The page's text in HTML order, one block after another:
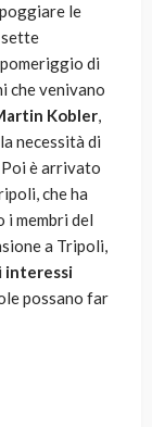
le
di
che venivano
Kobler,
necessità di
Poi è arrivato
che ha
membri del
a Tripoli,
interessi
possano far